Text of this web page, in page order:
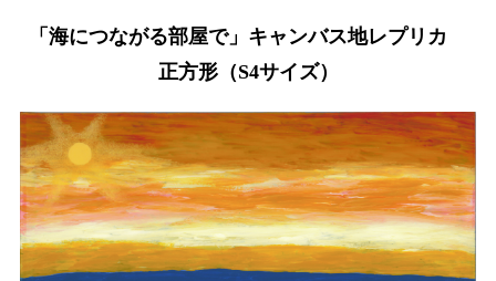
「海につながる部屋で」キャンバス地レプリカ
正方形（S4サイズ）